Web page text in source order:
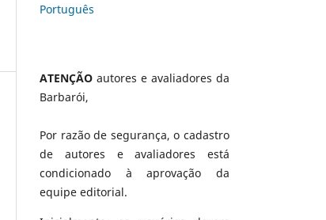
Português
ATENÇÃO autores e avaliadores da
Barbarói,
Por razão de segurança, o cadastro
de autores e avaliadores está
condicionado à aprovação da
equipe editorial.